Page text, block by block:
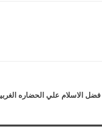
فضل الاسلام علي الحضاره